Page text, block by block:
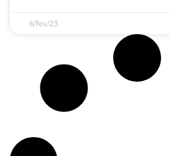
6/fev/23